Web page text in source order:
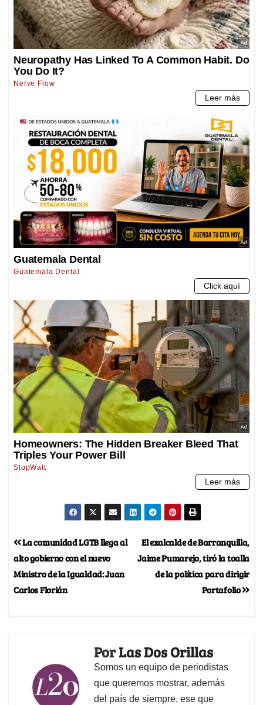
El exalcalde de Barranquilla,
Jaime Pumarejo, tiró la toalla
de la política para dirigir
Portafolio
La comunidad LGTB llega al
alto gobierno con el nuevo
Ministro de la Igualdad: Juan
Carlos Florián
PorLas Dos Orillas
Somos un equipo de periodistas
que queremos mostrar, además
del país de siempre, ese que